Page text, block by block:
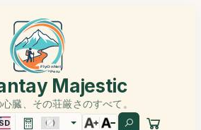
Majestic
臓、その荘厳さのすべて。